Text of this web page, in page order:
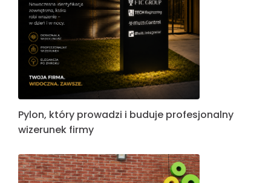
Pylon, który prowadzi i buduje profesjonalny
wizerunek firmy